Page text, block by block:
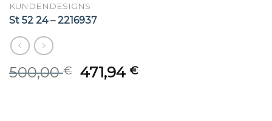
KUNDENDESIGNS
St 52 24 – 2216937
500,00€ Original
471,94€Current